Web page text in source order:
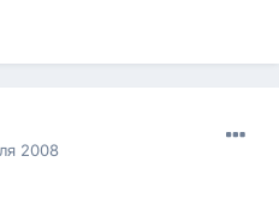
2008